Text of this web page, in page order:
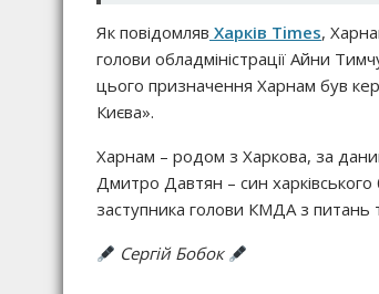
Як повідомляв Харків Times,
голови обладміністрації Айни
цього призначення Харнам був
Києва».
Харнам – родом з Харкова, за
Дмитро Давтян – син
заступника голови КМДА з питань
Сергій Бобок